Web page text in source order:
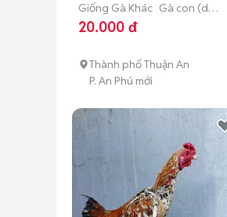
Giống Gà Khác Gà con (dưới
3 tháng tuổi)
20.000 đ
Thành phố Thuận An
P. An Phú mới